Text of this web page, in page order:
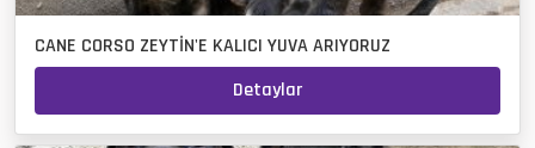
CANE CORSO ZEYTİN'E KALICI YUVA ARIYORUZ
Detaylar